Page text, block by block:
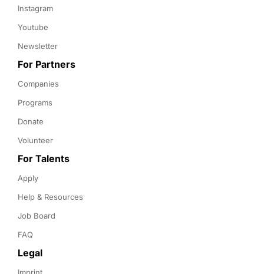
Instagram
Youtube
Newsletter
For Partners
Companies
Programs
Donate
Volunteer
For Talents
Apply
Help & Resources
Job Board
FAQ
Legal